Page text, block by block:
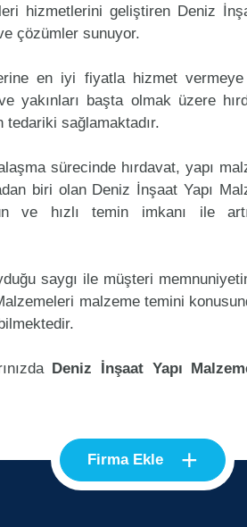
hizmetlerini geliştiren Deniz
çözümler sunuyor.
en iyi fiyatla hizmet vermeye
yakınları başta olmak üzere
sağlamaktadır.
sürecinde hırdavat, yapı
biri olan Deniz İnşaat Yapı
ve hızlı temin imkanı ile
saygı ile müşteri
malzeme temini
Deniz İnşaat Yapı
Firma Ekle +